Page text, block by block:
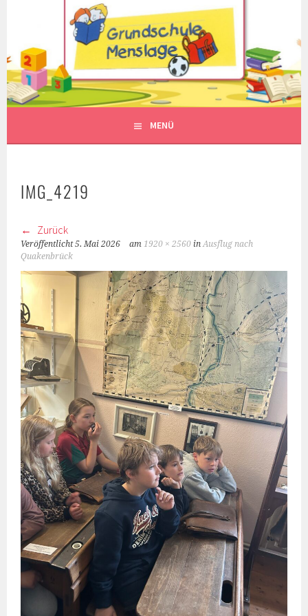
MENÜ
IMG_4219
Zurück
Veröffentlicht5. Mai 2026 am 1920 × 2560 inAusflug nach
Quakenbrück